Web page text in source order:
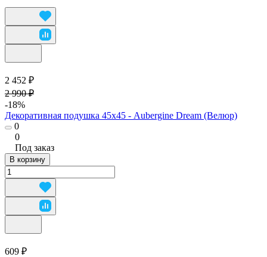
2 452 ₽
2 990 ₽
-18%
Декоративная подушка 45х45 - Aubergine Dream (Велюр)
0
0
Под заказ
В корзину
609 ₽